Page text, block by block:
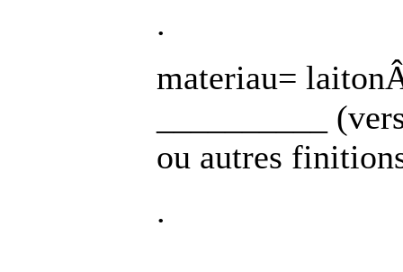
.
materiau=
__________
ou autres
.